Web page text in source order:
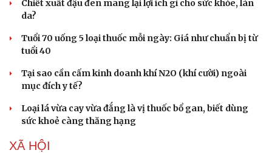
Du lịch
Chiết xuất đậu đen mang lại lợi ích gì cho sức khỏe, làn
da?
Tuổi 70 uống 5 loại thuốc mỗi ngày: Giá như chuẩn bị từ
tuổi 40
Tại sao cần cấm kinh doanh khí N2O (khí cười) ngoài
mục đích y tế?
Loại lá vừa cay vừa đắng là vị thuốc bổ gan, biết dùng
sức khoẻ càng thăng hạng
XÃ HỘI